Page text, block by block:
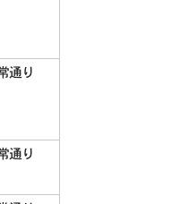
通り
通り